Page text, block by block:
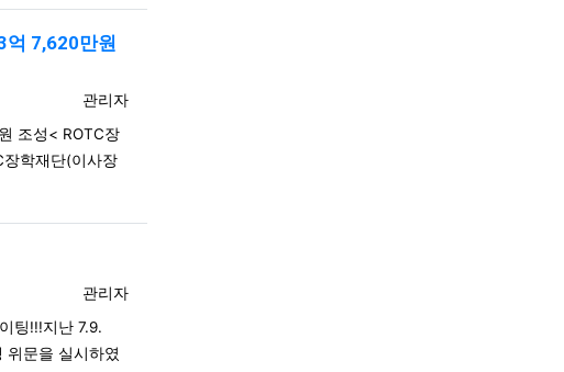
억 7,620만원
등록자
관리자
조성< ROTC장
장학재단(이사장
등록자
관리자
팅!!!지난 7.9.
위문을 실시하였